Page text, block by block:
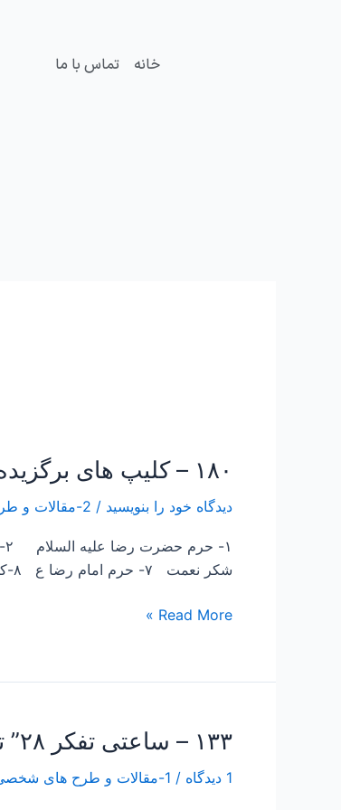
خانه تماس با ما
۱۸۰ – کلیپ های برگزیده از تلگرام و واتساپ
دیدگاه‌ خود را بنویسید / 2-مقالات و طرح های متفرقه Articles and other projects
شکر نعمت ۷- حرم امام رضا ع ۸-کلیب جالب ۹ – سخنرانی در مورد […]
۱۸۰
کلیپ
برگزیده
تلگرام
Read More »
۱۳۳ – ساعتی تفکر ۲۸” تلگرام “
1 دیدگاه / 1-مقالات و طرح های شخصی Papers and Projects
۱۳۳
ساعتی